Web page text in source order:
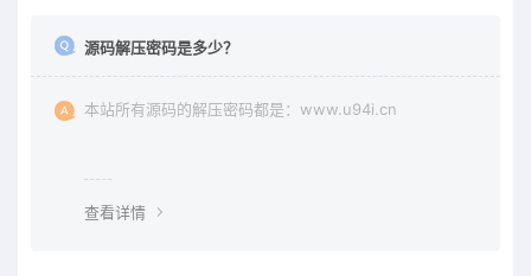
源码解压密码是多少？
本站所有源码的解压密码都是：www.u94i.cn
查看详情